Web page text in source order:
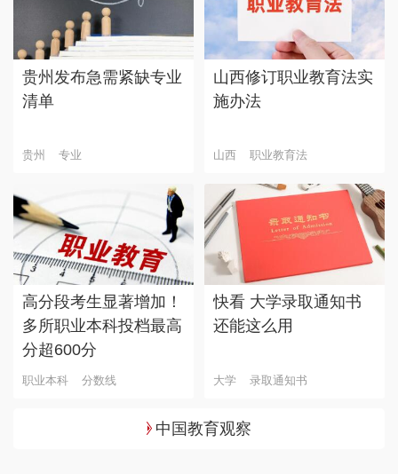
贵州发布急需紧缺专业
清单
贵州 专业
山西修订职业教育法实
施办法
山西 职业教育法
高分段考生显著增加！
多所职业本科投档最高
分超600分
职业本科 分数线
快看 大学录取通知书
还能这么用
大学 录取通知书
中国教育观察